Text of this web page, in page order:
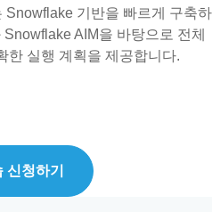
Snowflake 기반을 빠르게 구축하
AIM을 바탕으로 전체
한 실행 계획을 제공합니다.
신청하기